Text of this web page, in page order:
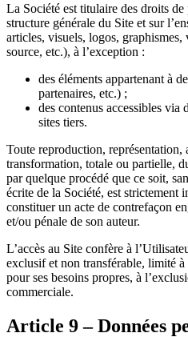
La Société est titulaire des droits
structure générale du Site et sur
articles, visuels, logos, graphismes,
source, etc.), à l’exception :
des éléments appartenant à
partenaires, etc.) ;
des contenus accessibles via
sites tiers.
Toute reproduction, représentation,
transformation, totale ou partielle,
par quelque procédé que ce soit,
écrite de la Société, est strictement
constituer un acte de contrefaçon
et/ou pénale de son auteur.
L’accès au Site confère à
exclusif et non transférable, limité
pour ses besoins propres, à
commerciale.
Article 9 – Données